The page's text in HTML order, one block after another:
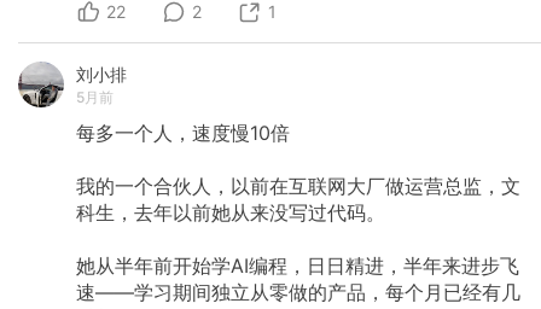
22 2 1
刘小排
5月前
每多一个人，速度慢10倍
我的一个合伙人，以前在互联网大厂做运营总监，文
科生，去年以前她从来没写过代码。
她从半年前开始学AI编程，日日精进，半年来进步飞
速——学习期间独立从零做的产品，每个月已经有几